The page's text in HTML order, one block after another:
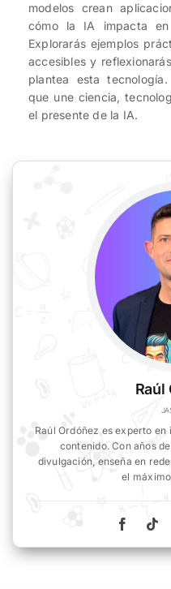
modelos crean
cómo la IA impacta
Explorarás ejemplos
accesibles y
plantea esta
que une ciencia,
el presente de la IA.
Raúl
Raúl Ordóñez es experto
contenido. Con años
divulgación, enseña en
el